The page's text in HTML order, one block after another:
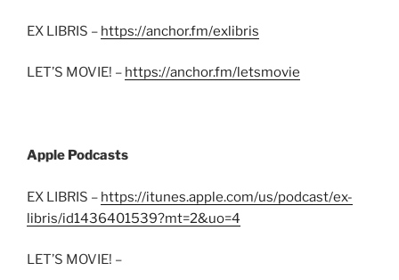
EX LIBRIS – https://anchor.fm/exlibris
LET’S MOVIE! – https://anchor.fm/letsmovie
Apple Podcasts
EX LIBRIS – https://itunes.apple.com/us/podcast/ex-
libris/id1436401539?mt=2&uo=4
LET’S MOVIE! –